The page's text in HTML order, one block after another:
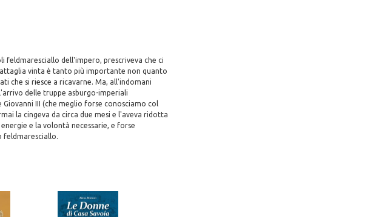
feldmaresciallo dell'impero, prescriveva che ci
vinta è tanto più importante non quanto
che si riesce a ricavarne. Ma, all'indomani
delle truppe asburgo-imperiali
III (che meglio forse conosciamo col
la cingeva da circa due mesi e l'aveva ridotta
e la volontà necessarie, e forse
feldmaresciallo.